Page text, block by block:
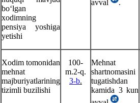
boʻlgan
хodimning
pensiya yoshiga
yetishi
avval
.
Xodim tomonidan
mehnat
majburiyatlarining
tizimli buzilishi
100-
m.2-q.
3-b.
Mehnat
shartnomasini
tugatishdan
kamida 3 kun